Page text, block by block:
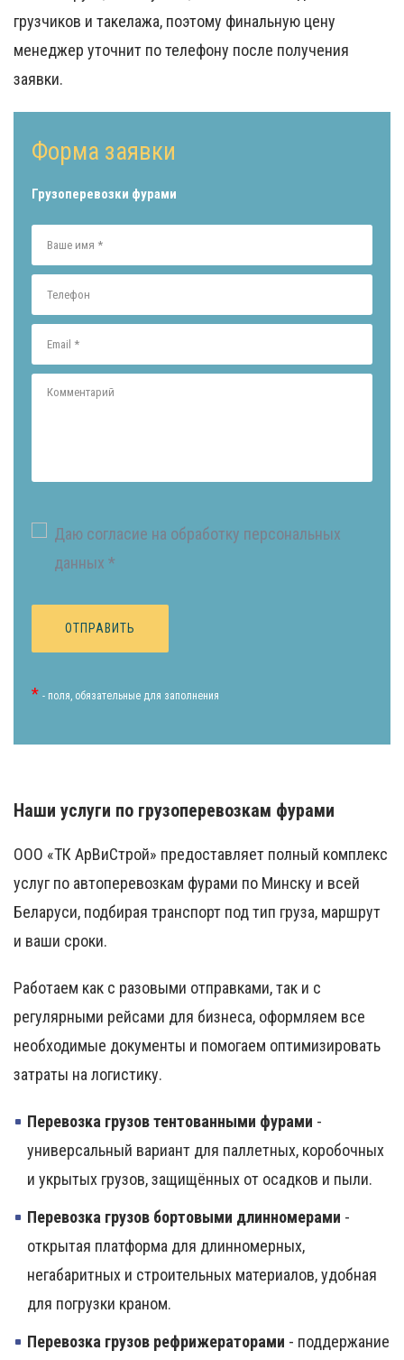
грузчиков и такелажа, поэтому финальную цену
менеджер уточнит по телефону после получения
заявки.
Форма заявки
Грузоперевозки фурами
Даю согласие на обработку персональных
данных *
* - поля, обязательные для заполнения
Наши услуги по грузоперевозкам фурами
ООО «ТК АрВиСтрой» предоставляет полный комплекс
услуг по автоперевозкам фурами по Минску и всей
Беларуси, подбирая транспорт под тип груза, маршрут
и ваши сроки.
Работаем как с разовыми отправками, так и с
регулярными рейсами для бизнеса, оформляем все
необходимые документы и помогаем оптимизировать
затраты на логистику.
Перевозка грузов тентованными фурами -
универсальный вариант для паллетных, коробочных
и укрытых грузов, защищённых от осадков и пыли.
Перевозка грузов бортовыми длинномерами -
открытая платформа для длинномерных,
негабаритных и строительных материалов, удобная
для погрузки краном.
Перевозка грузов рефрижераторами - поддержание